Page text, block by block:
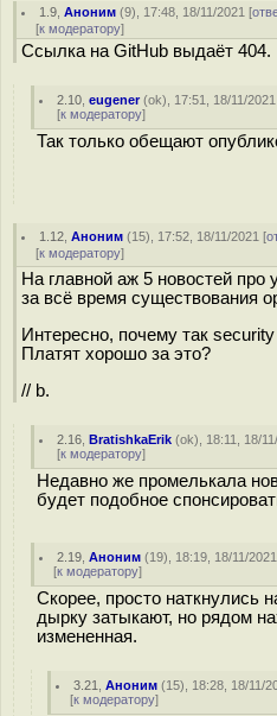
1.9 ,Аноним (9), 17:48, 18/11/2021 [
[к модератору]
Ссылка на GitHub выдаёт 404.
2.10 ,eugener(ok), 17:51, 18/11/
[к модератору]
Так только обещают
1.12 ,Аноним (15), 17:52, 18/11/2021 [
[к модератору]
На главной аж 5 новостей про
за всё время существования
Интересно, почему так
Платят хорошо за это?
// b.
2.16 ,BratishkaErik (ok), 18:11, 18/
[к модератору]
Недавно же промелькала
будет подобное
2.19 ,Аноним (19), 18:19, 18/11/
[к модератору]
Скорее, просто наткнулись
дырку затыкают, но рядом
измененная.
3.21 ,Аноним (15), 18:28, 18/11/
[к модератору]